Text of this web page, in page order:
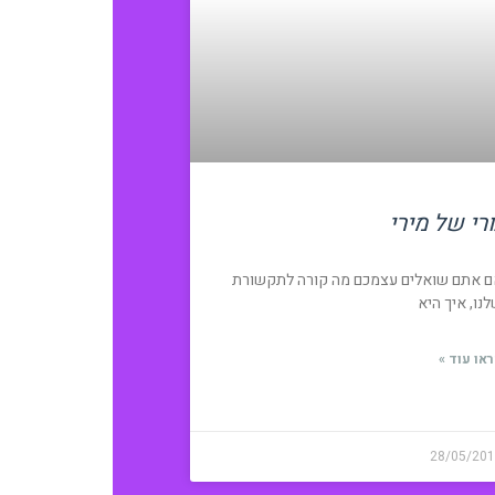
של מירי
אתם שואלים עצמכם מה קורה לתקשורת
איך היא
עוד »
28/05/